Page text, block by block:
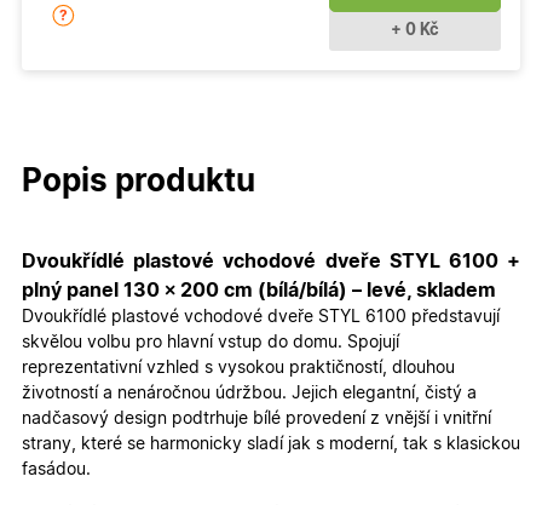
+ 0 Kč
Popis produktu
Dvoukřídlé plastové vchodové dveře STYL 6100 +
plný panel 130 × 200 cm (bílá/bílá) – levé, skladem
Dvoukřídlé plastové vchodové dveře STYL 6100 představují
skvělou volbu pro hlavní vstup do domu. Spojují
reprezentativní vzhled s vysokou praktičností, dlouhou
životností a nenáročnou údržbou. Jejich elegantní, čistý a
nadčasový design podtrhuje bílé provedení z vnější i vnitřní
strany, které se harmonicky sladí jak s moderní, tak s klasickou
fasádou.